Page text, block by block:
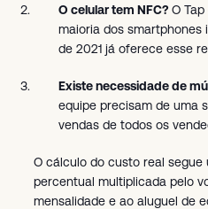
O celular tem NFC? O
maioria dos
de 2021 já oferece esse
Existe necessidade de
equipe precisam de uma
vendas de todos os
O cálculo do custo real segue
percentual multiplicada pelo
mensalidade e ao aluguel de